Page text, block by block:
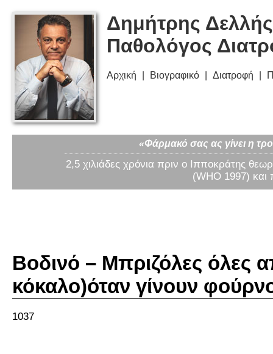
Δημήτρης
Παθολόγος
Αρχική Βιογραφικό Διατροφή
«Φάρμακό σας ας γίνει η
2,5 χιλιάδες χρόνια πριν ο Ιπποκράτης
(WHO 1997) και
Βοδινό – Μπριζόλες όλες
κόκαλο)όταν γίνουν
1037